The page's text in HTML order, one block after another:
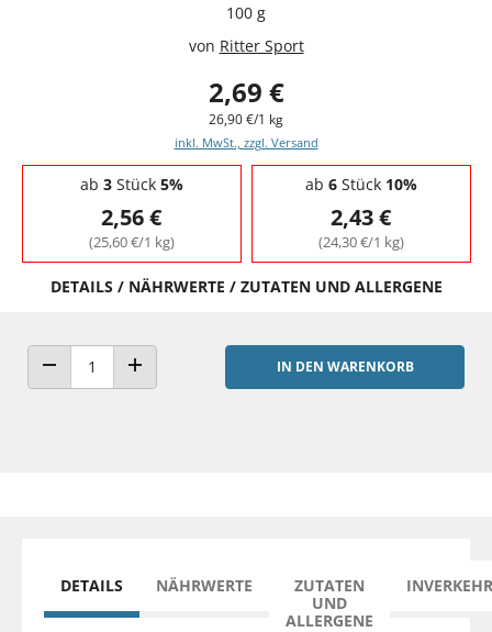
100 g
von Ritter Sport
2,69 €
26,90 €/1 kg
inkl. MwSt., zzgl. Versand
Staffelpreise - Mengenrabatt
ab 3Stück 5%
2,56 €
(25,60 €/1 kg)
ab 6Stück 10%
2,43 €
(24,30 €/1 kg)
DETAILS / NÄHRWERTE / ZUTATEN UND ALLERGENE
ANZAHL VERRINGERNANZAHL ERHÖHEN
IN DEN WARENKORB
DETAILS NÄHRWERTE
ZUTATEN
UND
ALLERGENE